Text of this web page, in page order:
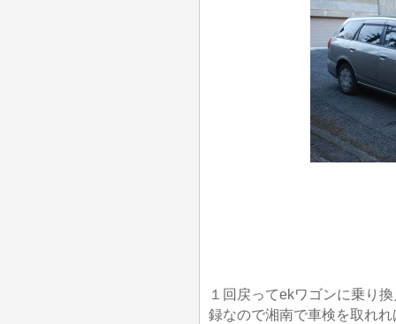
１回戻ってekワゴンに乗り
録なので湘南で車検を取れ